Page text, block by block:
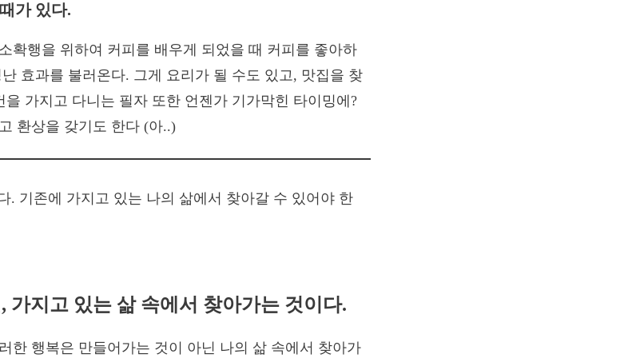
가 있다.
확행을 위하여 커피를 배우게 되었을 때 커피를 좋아하
효과를 불러온다. 그게 요리가 될 수도 있고, 맛집을 찾
가지고 다니는 필자 또한 언젠가 기가막힌 타이밍에?
환상을 갖기도 한다 (아..)
가지고 있는 삶 속에서 찾아가는 것이다.
한 행복은 만들어가는 것이 아닌 나의 삶 속에서 찾아가